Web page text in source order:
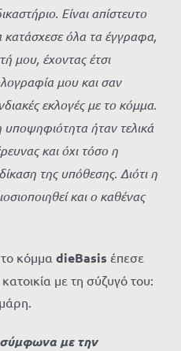
Είναι απίστευτο
κατάσχεσε όλα τα έγγραφα,
μου, έχοντας έτσι
μου και σαν
εκλογές με το κόμμα.
ήταν τελικά
και όχι τόσο η
της υπόθεσης. Διότι η
και ο καθένας
κόμμα dieBasis έπεσε
με τη σύζυγό του:
σύμφωνα με την